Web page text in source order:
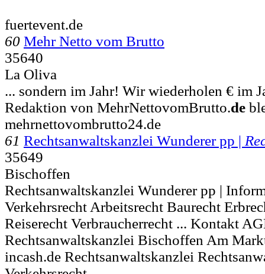
fuertevent.de
60 Mehr Netto vom Brutto
35640
La Oliva
... sondern im Jahr! Wir wiederholen € im
Redaktion von MehrNettovomBrutto.de
mehrnettovombrutto24.de
61 Rechtsanwaltskanzlei Wunderer pp |
35649
Bischoffen
Rechtsanwaltskanzlei Wunderer pp |
Verkehrsrecht Arbeitsrecht Baurecht
Reiserecht Verbraucherrecht ... Kontakt
Rechtsanwaltskanzlei Bischoffen Am
incash.de Rechtsanwaltskanzlei